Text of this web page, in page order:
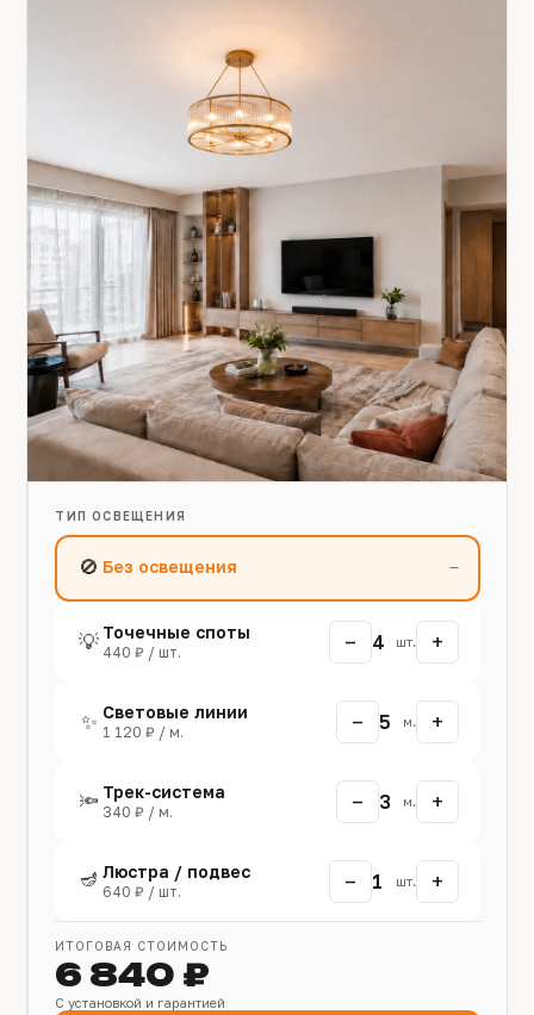
ТИП ОСВЕЩЕНИЯ
🚫 Без освещения —
💡 Точечные споты
440 ₽ / шт. − 4 шт. +
✨ Световые линии
1 120 ₽ / м. − 5 м. +
🔦 Трек-система
340 ₽ / м. − 3 м. +
🪔 Люстра / подвес
640 ₽ / шт. − 1 шт. +
ИТОГОВАЯ СТОИМОСТЬ
6 840 ₽
С установкой и гарантией